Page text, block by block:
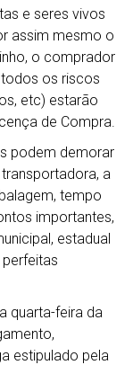
e seres vivos
assim mesmo o
o comprador
os riscos
etc) estarão
de Compra.
podem demorar
a
tempo
importantes,
estadual
quarta-feira da
estipulado pela